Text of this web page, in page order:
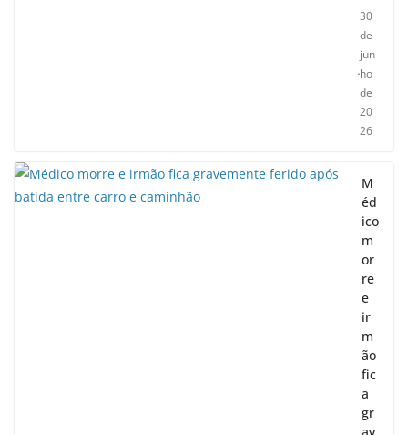
30
de
jun
ho
de
20
26
M
éd
ico
m
or
re
e
ir
m
ão
fic
a
gr